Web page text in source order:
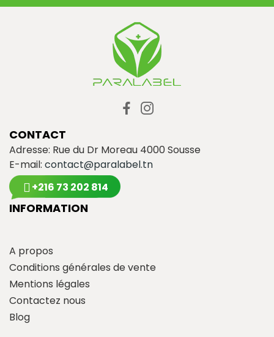
CONTACT
Adresse: Rue du Dr Moreau 4000 Sousse
E-mail: contact@paralabel.tn
+216 73 202 814
INFORMATION
A propos
Conditions générales de vente
Mentions légales
Contactez nous
Blog